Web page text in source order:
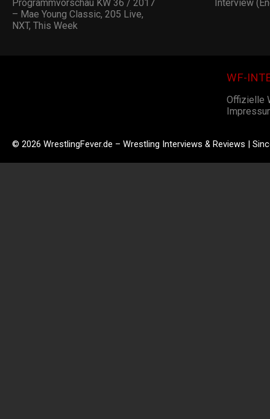
Programmvorschau KW 36 / 2017
– Mae Young Classic, 205 Live,
NXT, This Week
Interview
WF-
Offizielle
© 2026 WrestlingFever.de – Wrestling Interviews & Reviews |